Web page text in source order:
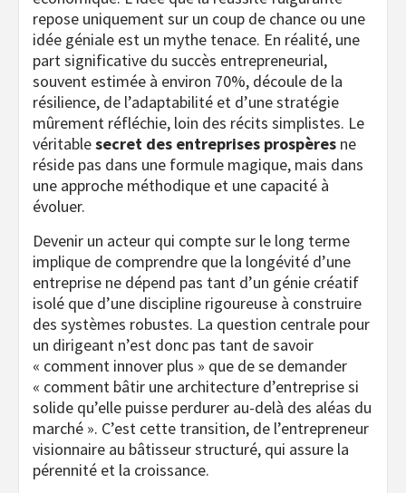
repose uniquement sur un coup de chance ou une
idée géniale est un mythe tenace. En réalité, une
part significative du succès entrepreneurial,
souvent estimée à environ 70%, découle de la
résilience, de l’adaptabilité et d’une stratégie
mûrement réfléchie, loin des récits simplistes. Le
véritablesecret des entreprises prospères ne
réside pas dans une formule magique, mais dans
une approche méthodique et une capacité à
évoluer.
Devenir un acteur qui compte sur le long terme
implique de comprendre que la longévité d’une
entreprise ne dépend pas tant d’un génie créatif
isolé que d’une discipline rigoureuse à construire
des systèmes robustes. La question centrale pour
un dirigeant n’est donc pas tant de savoir
« comment innover plus » que de se demander
« comment bâtir une architecture d’entreprise si
solide qu’elle puisse perdurer au-delà des aléas du
marché ». C’est cette transition, de l’entrepreneur
visionnaire au bâtisseur structuré, qui assure la
pérennité et la croissance.